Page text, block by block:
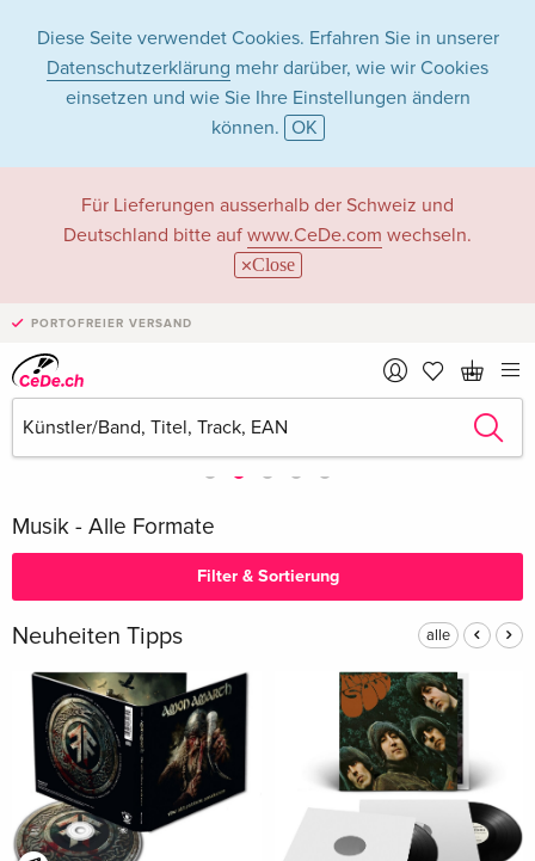
Diese Seite verwendet Cookies. Erfahren Sie in unserer
Datenschutzerklärung mehr darüber, wie wir Cookies
einsetzen und wie Sie Ihre Einstellungen ändern
können. OK
Für Lieferungen ausserhalb der Schweiz und
Deutschland bitte auf www.CeDe.com wechseln.
Close
PORTOFREIER VERSAND
Musik - Alle Formate
Filter & Sortierung
Neuheiten Tipps alle